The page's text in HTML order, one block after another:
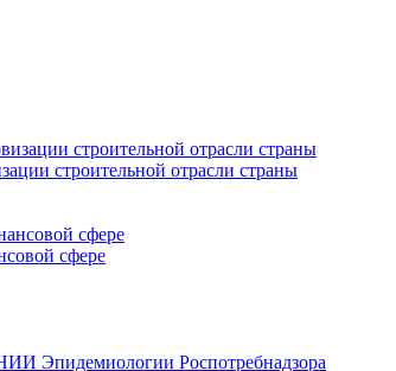
строительной отрасли страны
сфере